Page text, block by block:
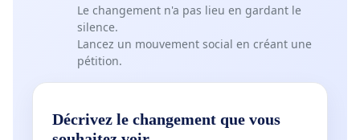
Le changement n'a pas lieu en gardant le
silence.
Lancez un mouvement social en créant une
pétition.
Décrivez le changement que vous